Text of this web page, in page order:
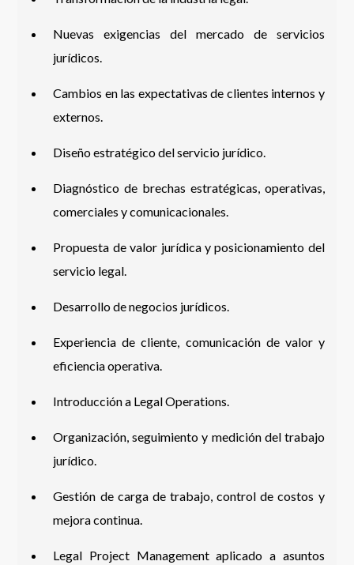
Nuevas exigencias del mercado de servicios
jurídicos.
Cambios en las expectativas de clientes internos y
externos.
Diseño estratégico del servicio jurídico.
Diagnóstico de brechas estratégicas, operativas,
comerciales y comunicacionales.
Propuesta de valor jurídica y posicionamiento del
servicio legal.
Desarrollo de negocios jurídicos.
Experiencia de cliente, comunicación de valor y
eficiencia operativa.
Introducción a Legal Operations.
Organización, seguimiento y medición del trabajo
jurídico.
Gestión de carga de trabajo, control de costos y
mejora continua.
Legal Project Management aplicado a asuntos